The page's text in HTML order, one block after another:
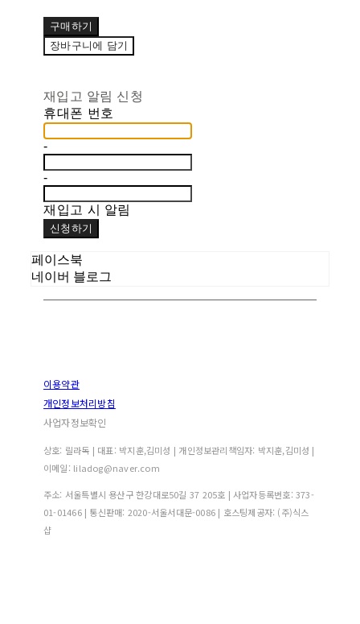
구매하기
장바구니에 담기
재입고 알림 신청
휴대폰 번호
-
-
재입고 시 알림
신청하기
페이스북
네이버 블로그
이용약관
개인정보처리방침
사업자정보확인
상호: 릴라독 | 대표: 박지훈,김미성 | 개인정보관리책임자: 박지훈,김미성 |
이메일: liladog@naver.com
주소: 서울특별시 용산구 한강대로50길 37 205호 | 사업자등록번호:373-
01-01466| 통신판매: 2020-서울서대문-0086 | 호스팅제공자: (주)식스
샵